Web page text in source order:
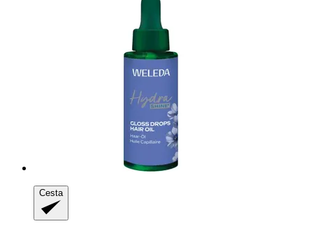
Cesta